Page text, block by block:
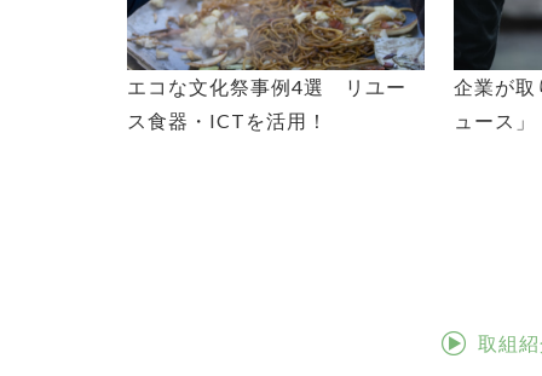
エコな文化祭事例4選 リユー
ス食器・ICTを活用！
企業が取
ュース
取組